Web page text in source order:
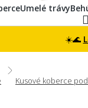
Umelé trávy
☀️🌊
Kusové koberce